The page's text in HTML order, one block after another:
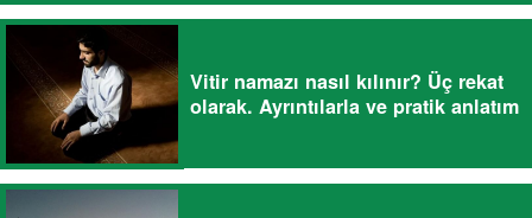
Vitir namazı nasıl kılınır? Üç rekat
olarak. Ayrıntılarla ve pratik anlatım